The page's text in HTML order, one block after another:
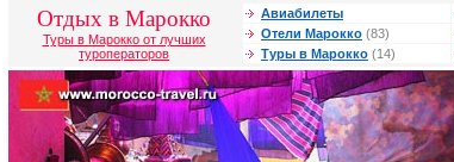
Отдых в Марокко
Туры в Марокко от лучших
туроператоров
Авиабилеты
Отели Марокко (83)
Туры в Марокко (14)